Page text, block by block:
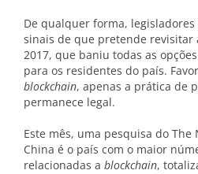
De qualquer forma,
sinais de que pretende revisitar
2017, que baniu todas as
para os residentes do país.
blockchain, apenas a prática de
permanece legal.
Este mês, uma pesquisa do The
China é o país com o maior
relacionadas a blockchain,